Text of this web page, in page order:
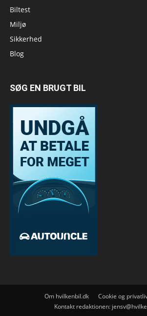
Biltest
Miljø
Sikkerhed
Blog
SØG EN BRUGT BIL
Om hvilkenbil.dk
Cookie og
Kontakt redaktionen: